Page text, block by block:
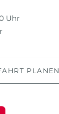
Uhr
PLANEN